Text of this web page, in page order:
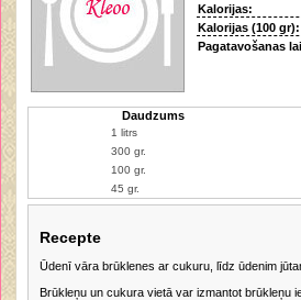
Kalorijas:
Kalorijas (100 gr):
Pagatavošanas
Daudzums
Recepte
Ūdenī vāra brūklenes ar cukuru, līdz ūdenim
Brūkleņu un cukura vietā var izmantot brūkleņu